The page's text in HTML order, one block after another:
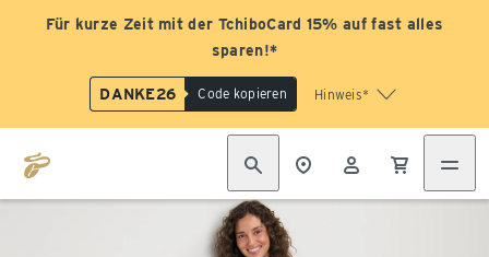
Für kurze Zeit mit der TchiboCard 15% auf fast alles
sparen!*
DANKE26 Code kopieren Hinweis*